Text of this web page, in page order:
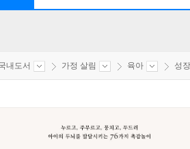
내도서 가정 살림 육아 성